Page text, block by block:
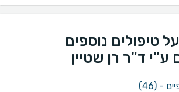
טיפולים נוספים
ד"ר רן שטיין
- (46)